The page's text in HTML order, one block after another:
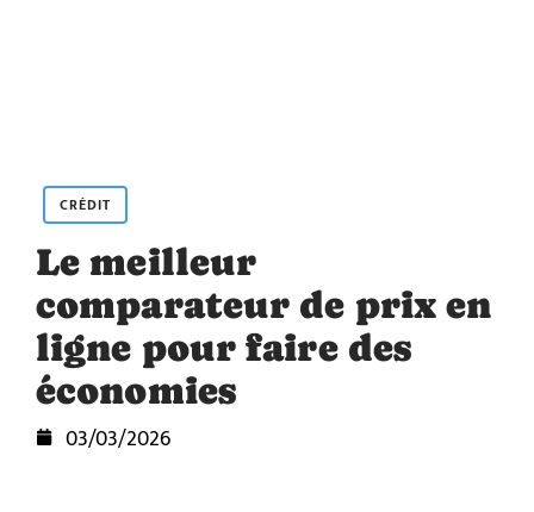
CRÉDIT
Le meilleur
comparateur de prix en
ligne pour faire des
économies
03/03/2026